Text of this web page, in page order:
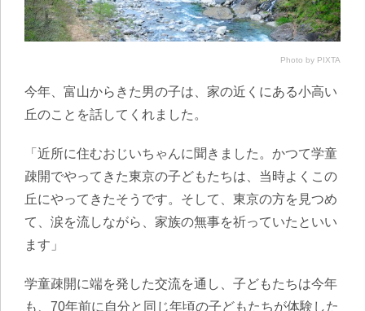
Photo by PIXTA
今年、富山からきた男の子は、家の近くにある小高い
丘のことを話してくれました。
「近所に住むおじいちゃんに聞きました。かつて学童
疎開でやってきた東京の子どもたちは、当時よくこの
丘にやってきたそうです。そして、東京の方を見つめ
て、涙を流しながら、家族の無事を祈っていたといい
ます」
学童疎開に端を発した交流を通し、子どもたちは今年
も、70年前に自分と同じ年頃の子どもたちが体験した